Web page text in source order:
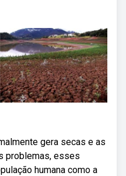
gera secas e as
problemas, esses
humana como a